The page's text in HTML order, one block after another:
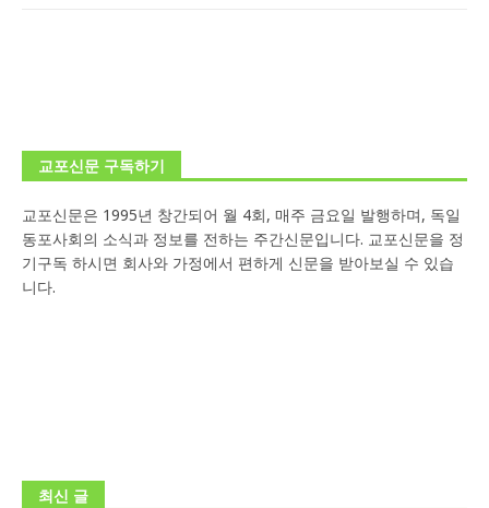
교포신문 구독하기
교포신문은 1995년 창간되어 월 4회, 매주 금요일 발행하며, 독일
동포사회의 소식과 정보를 전하는 주간신문입니다. 교포신문을 정
기구독 하시면 회사와 가정에서 편하게 신문을 받아보실 수 있습
니다.
최신 글